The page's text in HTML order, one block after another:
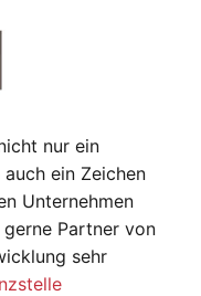
nur ein
ein Zeichen
Unternehmen
Partner von
sehr